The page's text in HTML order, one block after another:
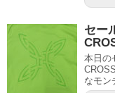
セー
本日の
なモン